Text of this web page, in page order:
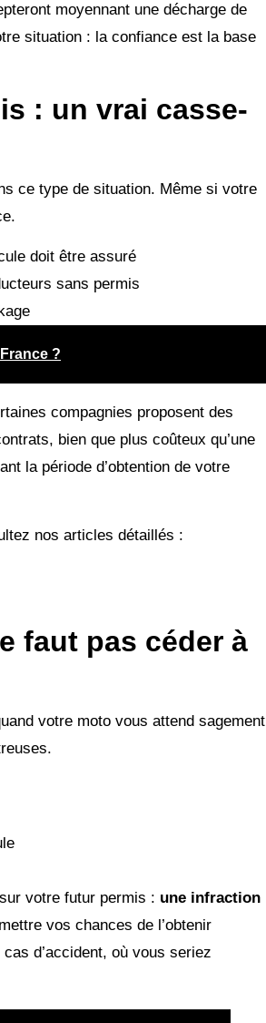
moyennant une décharge de
situation : la confiance est la base
: un vrai casse-
ce type de situation. Même si votre
doit être assuré
sans permis
?
compagnies proposent des
bien que plus coûteux qu’une
la période d’obtention de votre
nos articles détaillés :
faut pas céder à
votre moto vous attend sagement
votre futur permis : une infraction
vos chances de l’obtenir
d’accident, où vous seriez